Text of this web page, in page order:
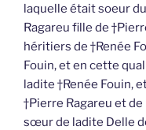
laquelle était soeur
Ragareu fille de
héritiers de †Renée
Fouin, et en cette
ladite †Renée Fouin,
†Pierre Ragareu et
sœur de ladite Delle